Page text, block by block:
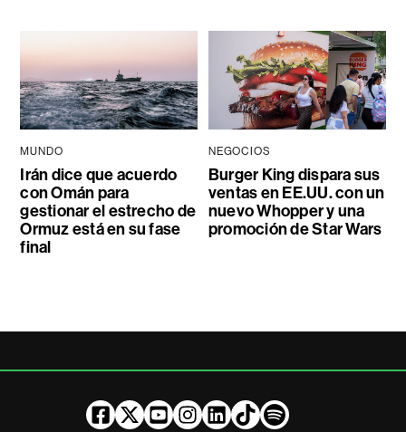
MUNDO
Irán dice que acuerdo
con Omán para
gestionar el estrecho de
Ormuz está en su fase
final
NEGOCIOS
Burger King dispara sus
ventas en EE.UU. con un
nuevo Whopper y una
promoción de Star Wars